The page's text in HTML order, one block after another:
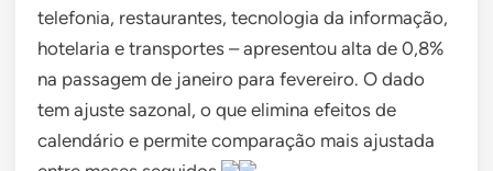
telefonia, restaurantes, tecnologia da informação,
hotelaria e transportes – apresentou alta de 0,8%
na passagem de janeiro para fevereiro. O dado
tem ajuste sazonal, o que elimina efeitos de
calendário e permite comparação mais ajustada